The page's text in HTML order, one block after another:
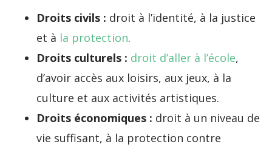
Droits civils : droit à l’identité, à la justice
et à la protection.
Droits culturels : droit d’aller à l’école,
d’avoir accès aux loisirs, aux jeux, à la
culture et aux activités artistiques.
Droits économiques : droit à un niveau de
vie suffisant, à la protection contre